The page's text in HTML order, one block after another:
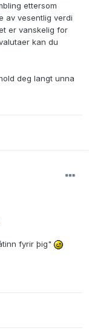
ettersom
av vesentlig verdi
er vanskelig for
kan du
deg langt unna
fyrir þig"